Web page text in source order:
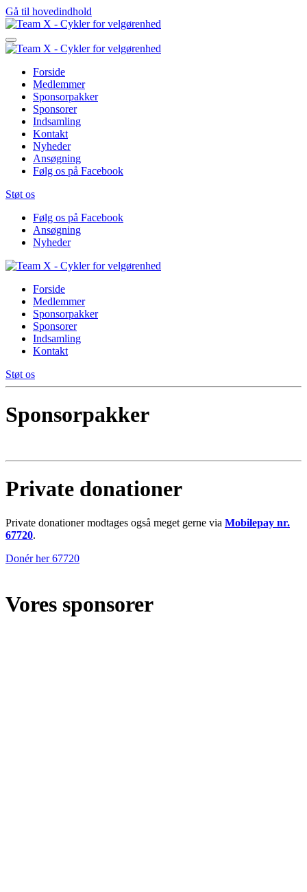
Gå til hovedindhold
Forside
Medlemmer
Sponsorpakker
Sponsorer
Indsamling
Kontakt
Nyheder
Ansøgning
Følg os på Facebook
Støt os
Følg os på Facebook
Ansøgning
Nyheder
Forside
Medlemmer
Sponsorpakker
Sponsorer
Indsamling
Kontakt
Støt os
Sponsorpakker
Private donationer
Private donationer modtages også meget gerne via Mobilepay nr.
67720.
Donér her 67720
Vores sponsorer